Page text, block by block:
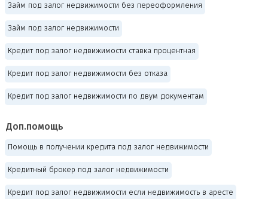
Займ под залог недвижимости без переоформления
Займ под залог недвижимости
Кредит под залог недвижимости ставка процентная
Кредит под залог недвижимости без отказа
Кредит под залог недвижимости по двум документам
Доп.помощь
Помощь в получении кредита под залог недвижимости
Кредитный брокер под залог недвижимости
Кредит под залог недвижимости если недвижимость в аресте